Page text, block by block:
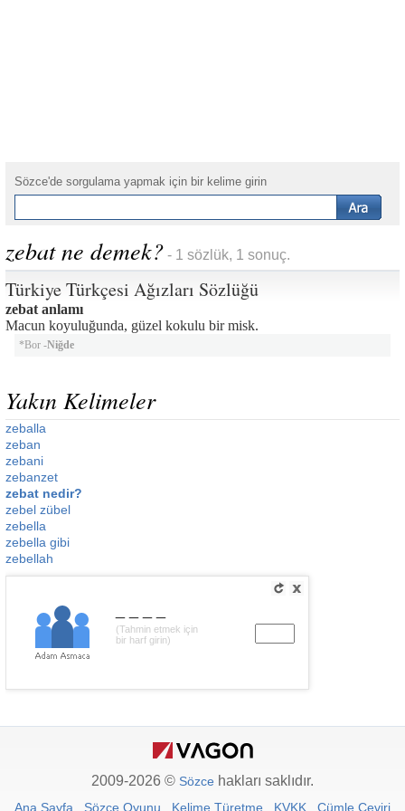
Sözce'de sorgulama yapmak için bir kelime girin
zebat ne demek? - 1 sözlük, 1 sonuç.
Türkiye Türkçesi Ağızları Sözlüğü
zebat anlamı
Macun koyuluğunda, güzel kokulu bir misk.
*Bor -Niğde
Yakın Kelimeler
zeballa
zeban
zebani
zebanzet
zebat nedir?
zebel zübel
zebella
zebella gibi
zebellah
(Tahmin etmek için
bir harf girin)
2009-2026 © Sözce hakları saklıdır.
Ana Sayfa Sözce Oyunu Kelime Türetme KVKK Cümle Çeviri